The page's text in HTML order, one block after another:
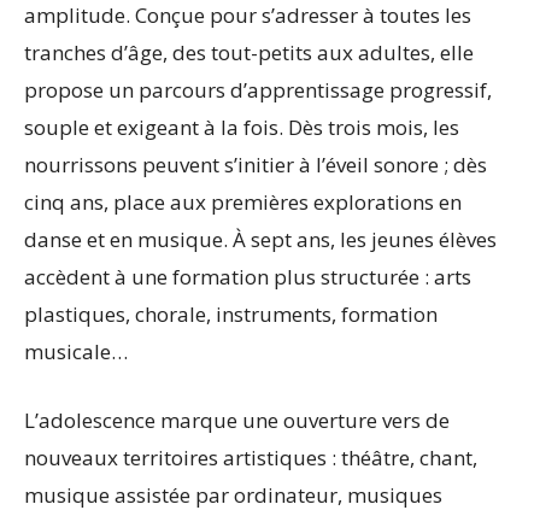
amplitude. Conçue pour s’adresser à toutes les
tranches d’âge, des tout-petits aux adultes, elle
propose un parcours d’apprentissage progressif,
souple et exigeant à la fois. Dès trois mois, les
nourrissons peuvent s’initier à l’éveil sonore ; dès
cinq ans, place aux premières explorations en
danse et en musique. À sept ans, les jeunes élèves
accèdent à une formation plus structurée : arts
plastiques, chorale, instruments, formation
musicale…
L’adolescence marque une ouverture vers de
nouveaux territoires artistiques : théâtre, chant,
musique assistée par ordinateur, musiques